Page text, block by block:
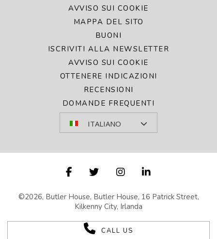
AVVISO SUI COOKIE
MAPPA DEL SITO
BUONI
ISCRIVITI ALLA NEWSLETTER
AVVISO SUI COOKIE
OTTENERE INDICAZIONI
RECENSIONI
DOMANDE FREQUENTI
ITALIANO
©2026, Butler House, Butler House, 16 Patrick Street,
Kilkenny City, Irlanda
CALL US